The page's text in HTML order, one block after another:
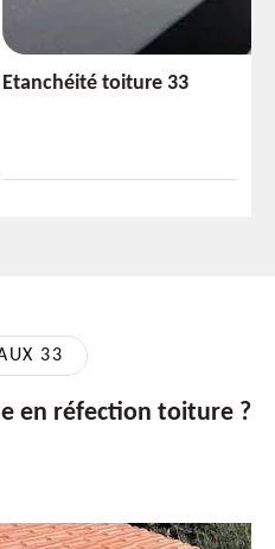
VOIR PLUS
33
en réfection toiture ?